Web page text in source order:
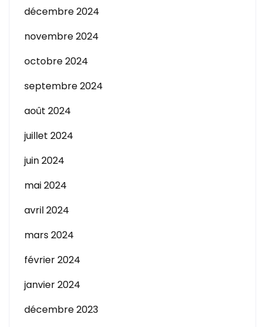
décembre 2024
novembre 2024
octobre 2024
septembre 2024
août 2024
juillet 2024
juin 2024
mai 2024
avril 2024
mars 2024
février 2024
janvier 2024
décembre 2023